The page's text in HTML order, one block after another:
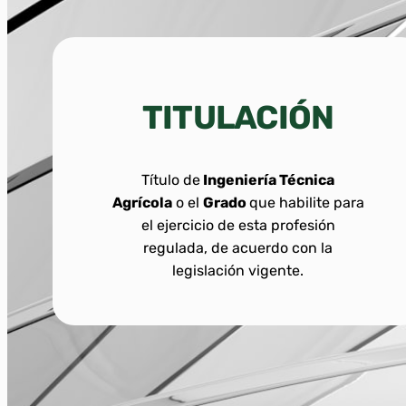
TITULACIÓN
Título de Ingeniería Técnica
Agrícolao el Gradoque habilite para
el ejercicio de esta profesión
regulada, de acuerdo con la
legislación vigente.